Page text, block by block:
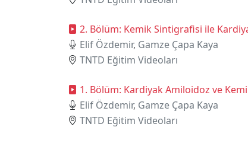
2. Bölüm: Kemik Sintigrafisi ile
Elif Özdemir, Gamze Çapa Kaya
TNTD Eğitim Videoları
1. Bölüm: Kardiyak Amiloidoz ve
Elif Özdemir, Gamze Çapa Kaya
TNTD Eğitim Videoları